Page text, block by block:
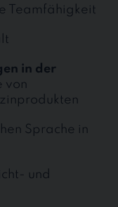
Teamfähigkeit
in der
von
Sprache in
und